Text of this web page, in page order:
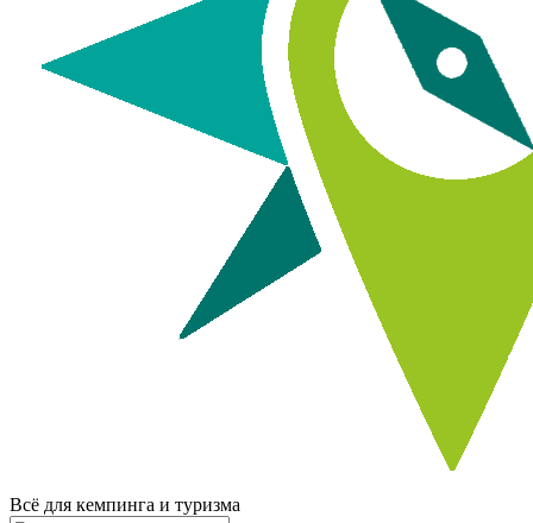
Всё для кемпинга и туризма